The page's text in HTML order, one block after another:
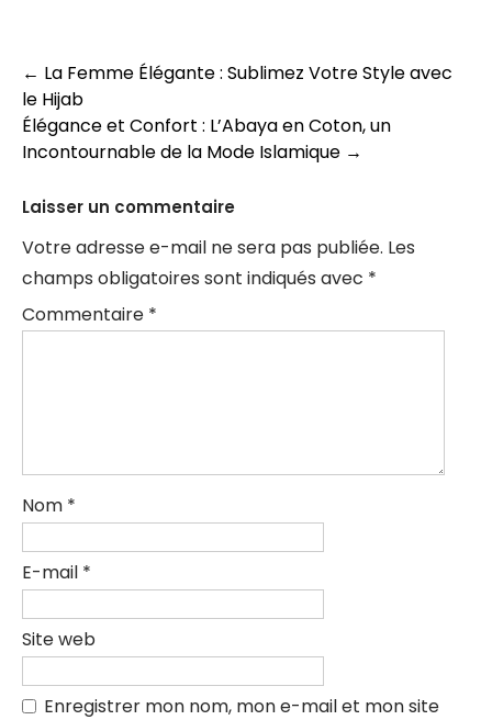
Navigation
des
articles
← La Femme Élégante : Sublimez Votre Style avec
le Hijab
Élégance et Confort : L’Abaya en Coton, un
Incontournable de la Mode Islamique →
Laisser un commentaire
Votre adresse e-mail ne sera pas publiée. Les
champs obligatoires sont indiqués avec *
Commentaire *
Nom *
E-mail *
Site web
Enregistrer mon nom, mon e-mail et mon site